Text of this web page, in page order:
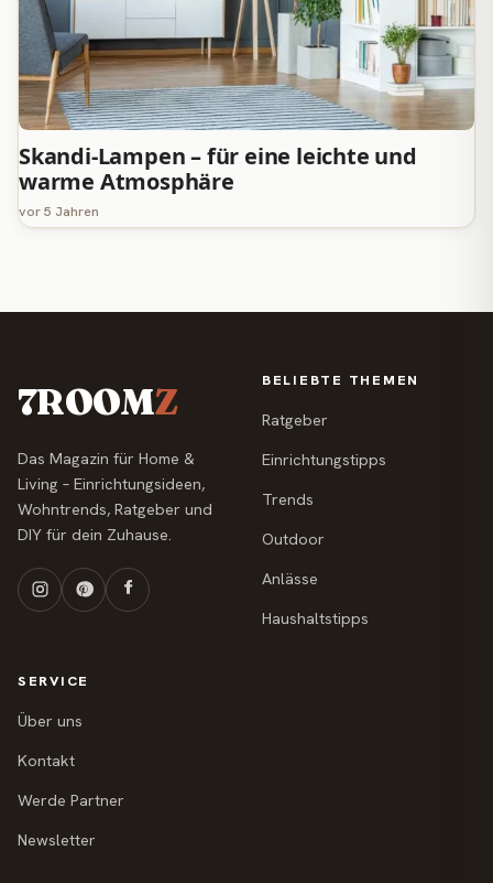
Skandi-Lampen – für eine leichte und
warme Atmosphäre
vor 5 Jahren
7ROOMZ
Das Magazin für Home &
Living – Einrichtungsideen,
Wohntrends, Ratgeber und
DIY für dein Zuhause.
BELIEBTE THEMEN
Ratgeber
Einrichtungstipps
Trends
Outdoor
Anlässe
Haushaltstipps
SERVICE
Über uns
Kontakt
Werde Partner
Newsletter